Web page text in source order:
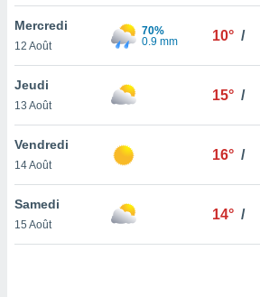
votre
à
en
le
Mercredi
12 Août
70%
0.9 mm
10° /
Jeudi
13 Août
15° /
Vendredi
14 Août
16° /
Samedi
15 Août
14° /